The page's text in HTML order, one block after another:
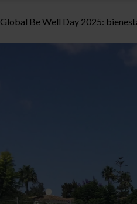
Global Be Well Day 2025: